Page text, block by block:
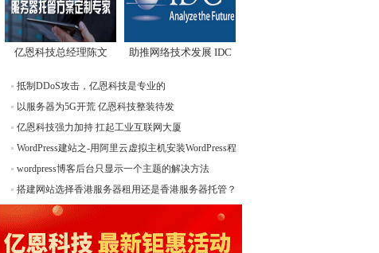
亿恩科技总经理陈文
先
助推网络技术发展 IDC
抵制DDoS攻击，亿恩科技是专业的
以服务器为5G开荒 亿恩科技整装待发
亿恩科技强力加持 扛起工业互联网大厦
WordPress建站之-用阿里云虚拟主机安装WordPress程
序！
wordpress博客后台只显示一个主题的解决方法
搭建网站选择香港服务器租用还是香港服务器托管？